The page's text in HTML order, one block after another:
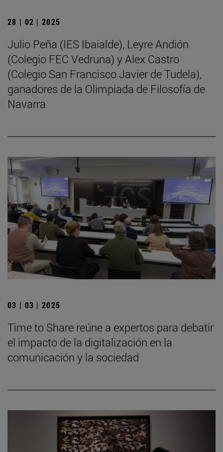
28 | 02 | 2025
Julio Peña (IES Ibaialde), Leyre Andión
(Colegio FEC Vedruna) y Alex Castro
(Colegio San Francisco Javier de Tudela),
ganadores de la Olimpiada de Filosofía de
Navarra
03 | 03 | 2025
Time to Share reúne a expertos para debatir
el impacto de la digitalización en la
comunicación y la sociedad